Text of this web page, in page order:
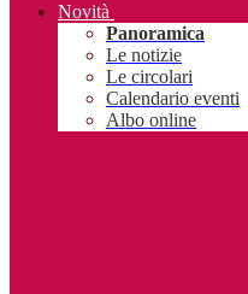
Novità
Panoramica
Le notizie
Le circolari
Calendario eventi
Albo online